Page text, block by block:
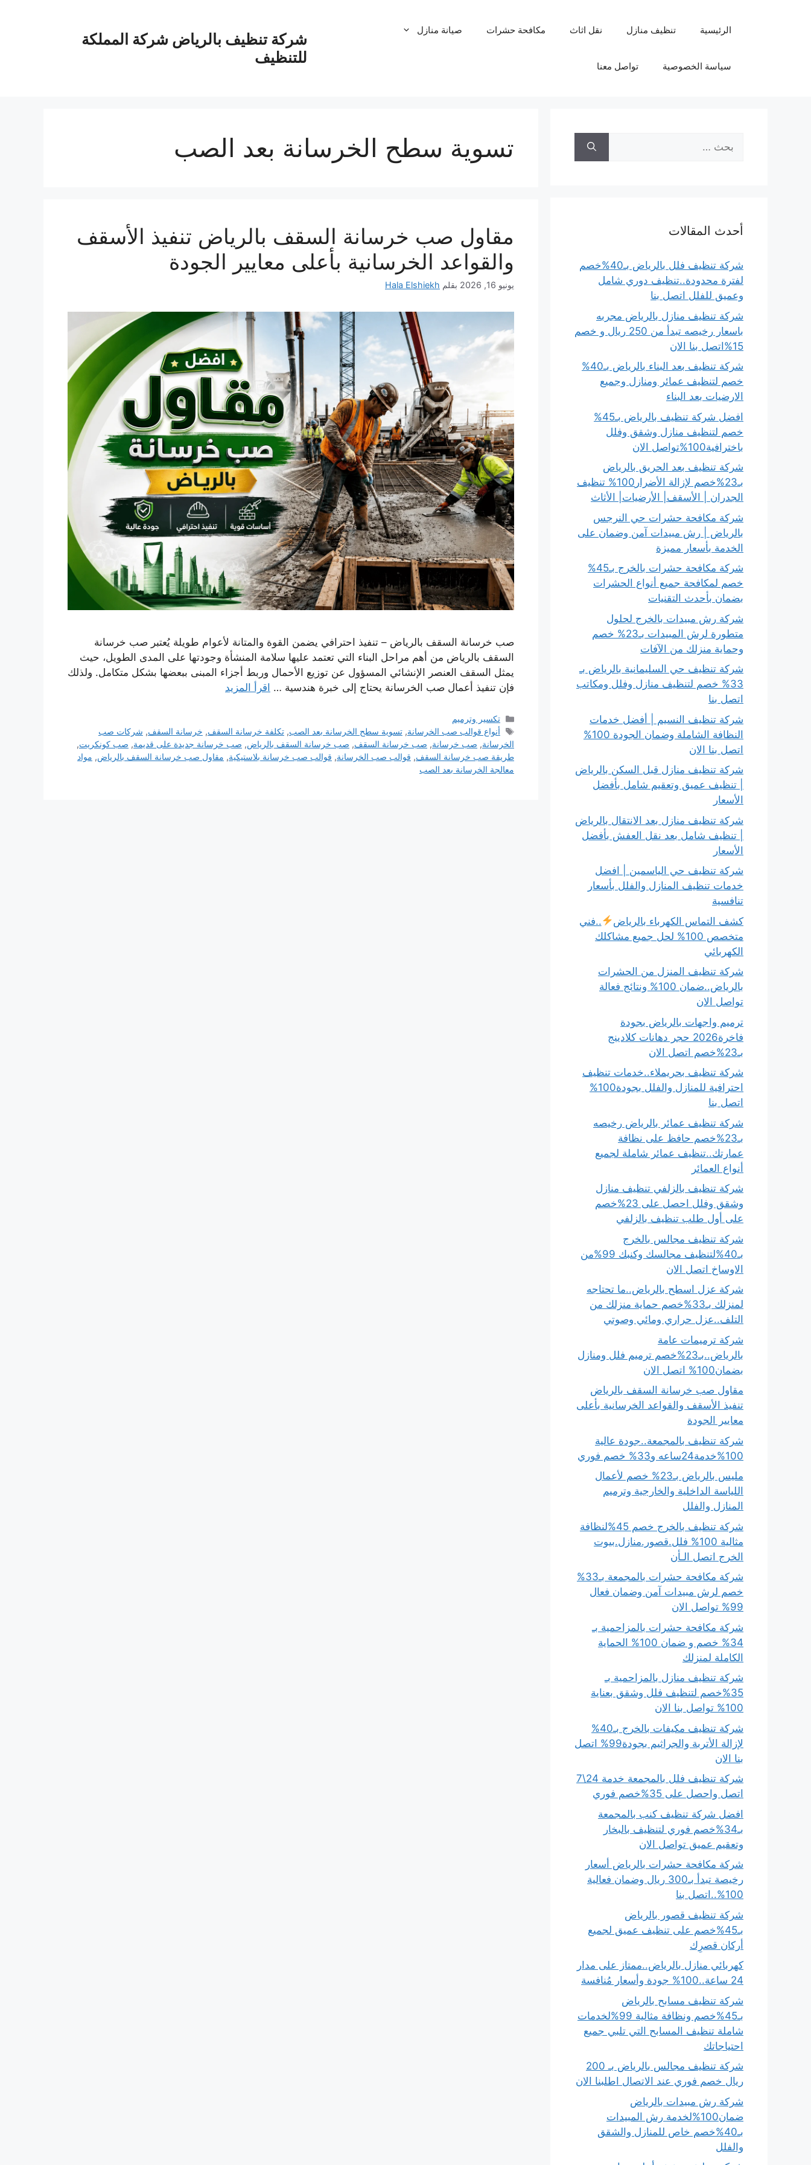
شركة تنظيف بالرياض شركة المملكة
للتنظيف
الرئيسية تنظيف منازل نقل اثاث مكافحة حشرات صيانة منازل
سياسة الخصوصية تواصل معنا
تسوية سطح الخرسانة بعد الصب
مقاول صب خرسانة السقف بالرياض تنفيذ الأسقف
والقواعد الخرسانية بأعلى معايير الجودة
يونيو 16, 2026 بقلم Hala Elshiekh
صب خرسانة السقف بالرياض – تنفيذ احترافي يضمن القوة والمتانة لأعوام طويلة يُعتبر صب خرسانة
السقف بالرياض من أهم مراحل البناء التي تعتمد عليها سلامة المنشأة وجودتها على المدى الطويل، حيث
يمثل السقف العنصر الإنشائي المسؤول عن توزيع الأحمال وربط أجزاء المبنى ببعضها بشكل متكامل. ولذلك
فإن تنفيذ أعمال صب الخرسانة يحتاج إلى خبرة هندسية … اقرأ المزيد
التصنيفات
تكسير وترميم
الوسوم
أنواع قوالب صب الخرسانة,تسوية سطح الخرسانة بعد الصب,تكلفة خرسانة السقف, خرسانة السقف, شركات صب
الخرسانة, صب خرسانة, صب خرسانة السقف, صب خرسانة السقف بالرياض, صب خرسانة جديدة على قديمة, صب كونكريت,
طريقة صب خرسانة السقف, قوالب صب الخرسانة, قوالب صب خرسانة بلاستيكية, مقاول صب خرسانة السقف بالرياض, مواد
معالجة الخرسانة بعد الصب
عن:
أحدث المقالات
شركة تنظيف فلل بالرياض بـ40%خصم
لفترة محدودة..تنظيف دوري شامل
وعميق للفلل اتصل بنا
شركة تنظيف منازل بالرياض مجربه
باسعار رخيصه تبدأ من 250 ريال و خصم
15%اتصل بنا الان
شركة تنظيف بعد البناء بالرياض بـ40%
خصم لتنظيف عمائر ومنازل وجميع
الارضيات بعد البناء
افضل شركة تنظيف بالرياض بـ45%
خصم لتنظيف منازل وشقق وفلل
باخترافية100%تواصل الان
شركة تنظيف بعد الحريق بالرياض
بـ23%خصم لإزالة الأضرار100% تنظيف
الجدران | الأسقف| الأرضيات| الأثاث
شركة مكافحة حشرات حي النرجس
بالرياض | رش مبيدات آمن وضمان على
الخدمة بأسعار مميزة
شركة مكافحة حشرات بالخرج بـ45%
خصم لمكافحة جميع أنواع الحشرات
بضمان بأحدث التقنيات
شركة رش مبيدات بالخرج لحلول
متطورة لرش المبيدات بـ23% خصم
وحماية منزلك من الآفات
شركة تنظيف حي السليمانية بالرياض بـ
33% خصم لتنظيف منازل وفلل ومكاتب
اتصل بنا
شركة تنظيف النسيم | أفضل خدمات
النظافة الشاملة وضمان الجودة 100%
اتصل بنا الان
شركة تنظيف منازل قبل السكن بالرياض
| تنظيف عميق وتعقيم شامل بأفضل
الأسعار
شركة تنظيف منازل بعد الانتقال بالرياض
| تنظيف شامل بعد نقل العفش بأفضل
الأسعار
شركة تنظيف حي الياسمين | افضل
خدمات تنظيف المنازل والفلل بأسعار
تنافسية
كشف التماس الكهرباء بالرياض
..فني
متخصص 100% لحل جميع مشاكلك
الكهربائي
شركة تنظيف المنزل من الحشرات
بالرياض..ضمان 100% ونتائج فعالة
تواصل الان
ترميم واجهات بالرياض بجودة
فاخرة2026 حجر دهانات كلادينج
بـ23%خصم اتصل الان
شركة تنظيف بحريملاء..خدمات تنظيف
احترافية للمنازل والفلل بجودة100%
اتصل بنا
شركة تنظيف عمائر بالرياض رخيصه
بـ23%خصم حافظ على نظافة
عمارتك..تنظيف عمائر شاملة لجميع
أنواع العمائر
شركة تنظيف بالزلفي تنظيف منازل
وشقق وفلل احصل على 23%خصم
على أول طلب تنظيف بالزلفي
شركة تنظيف مجالس بالخرج
بـ40%لتنظيف مجالسك وكنبك 99%من
الاوساخ اتصل الان
شركة عزل اسطح بالرياض..ما تحتاجه
لمنزلك بـ33%خصم حماية منزلك من
التلف..عزل حراري ومائي وصوتي
شركة ترميمات عامة
بالرياض..بـ23%خصم ترميم فلل ومنازل
بضمان100% اتصل الان
مقاول صب خرسانة السقف بالرياض
تنفيذ الأسقف والقواعد الخرسانية بأعلى
معايير الجودة
شركة تنظيف بالمجمعة..جودة عالية
100%خدمة24ساعه و33% خصم فوري
مليس بالرياض بـ23% خصم لأعمال
اللياسة الداخلية والخارجية وترميم
المنازل والفلل
شركة تنظيف بالخرج خصم 45%لنظافة
مثالية 100% فلل.قصور.منازل.بيوت
الخرج اتصل الـأن
شركة مكافحة حشرات بالمجمعة بـ33%
خصم لرش مبيدات آمن وضمان فعال
99% تواصل الان
شركة مكافحة حشرات بالمزاحمية بـ
34% خصم و ضمان 100% الحماية
الكاملة لمنزلك
شركة تنظيف منازل بالمزاحمية بـ
35%خصم لتنظيف فلل وشقق بعناية
100% تواصل بنا الان
شركة تنظيف مكيفات بالخرج بـ40%
لإزالة الأتربة والجراثيم بجودة99% اتصل
بنا الان
شركة تنظيف فلل بالمجمعة خدمة 24\7
اتصل واحصل على 35%خصم فوري
افضل شركة تنظيف كنب بالمجمعة
بـ34%خصم فوري لتنظيف بالبخار
وتعقيم عميق تواصل الان
شركة مكافحة حشرات بالرياض أسعار
رخيصة تبدأ بـ300 ريال وضمان فعالية
100%..اتصل بنا
شركة تنظيف قصور بالرياض
بـ45%خصم على تنظيف عميق لجميع
أركان قصرِك
كهربائي منازل بالرياض..ممتاز على مدار
24 ساعة..100% جودة وأسعار مُنافسة
شركة تنظيف مسابح بالرياض
بـ45%خصم ونظافة مثالية 99%لخدمات
شاملة تنظيف المسابح التي تلبي جميع
احتياجاتك
شركة تنظيف مجالس بالرياض بـ 200
ريال خصم فوري عند الاتصال اطلبنا الان
شركة رش مبيدات بالرياض
ضمان100%لخدمة رش المبيدات
بـ40%خصم خاص للمنازل والشقق
والفلل